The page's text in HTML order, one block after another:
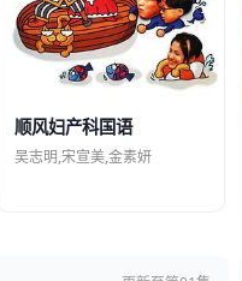
顺风妇产科国语
吴志明,宋宣美,金素妍